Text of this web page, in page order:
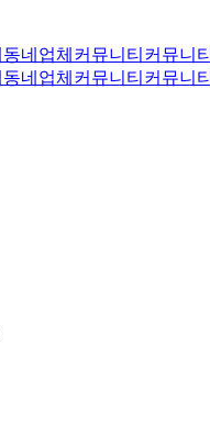
동네업체 커뮤니티 커뮤니티
동네업체 커뮤니티 커뮤니티